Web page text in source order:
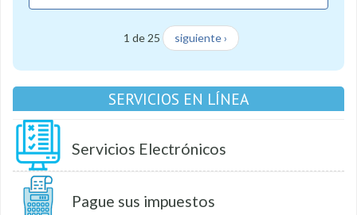
1 de 25 siguiente ›
SERVICIOS EN LÍNEA
Servicios Electrónicos
Pague sus impuestos